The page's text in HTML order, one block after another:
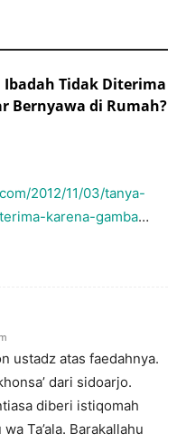
Ibadah Tidak Diterima
Bernyawa di Rumah?
2012/11/03/tanya-
karena-gamba…
ustadz atas faedahnya.
dari sidoarjo.
diberi istiqomah
Ta’ala. Barakallahu